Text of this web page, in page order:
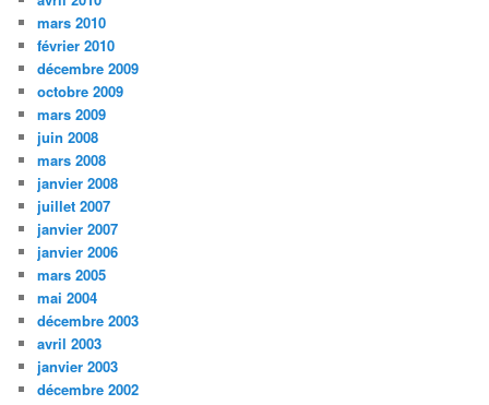
mars 2010
février 2010
décembre 2009
octobre 2009
mars 2009
juin 2008
mars 2008
janvier 2008
juillet 2007
janvier 2007
janvier 2006
mars 2005
mai 2004
décembre 2003
avril 2003
janvier 2003
décembre 2002